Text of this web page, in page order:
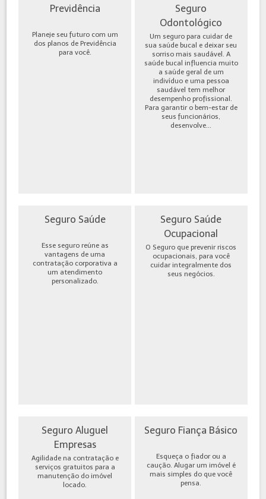
Previdência
Planeje seu futuro com um
dos planos de Previdência
para você.
Seguro
Odontológico
Um seguro para cuidar de
sua saúde bucal e deixar seu
sorriso mais saudável. A
saúde bucal influencia muito
a saúde geral de um
indivíduo e uma pessoa
saudável tem melhor
desempenho profissional.
Para garantir o bem-estar de
seus funcionários,
desenvolve...
Seguro Saúde
Esse seguro reúne as
vantagens de uma
contratação corporativa a
um atendimento
personalizado.
Seguro Saúde
Ocupacional
O Seguro que prevenir riscos
ocupacionais, para você
cuidar integralmente dos
seus negócios.
Seguro Aluguel
Empresas
Agilidade na contratação e
serviços gratuitos para a
manutenção do imóvel
locado.
Seguro Fiança Básico
Esqueça o fiador ou a
caução. Alugar um imóvel é
mais simples do que você
pensa.